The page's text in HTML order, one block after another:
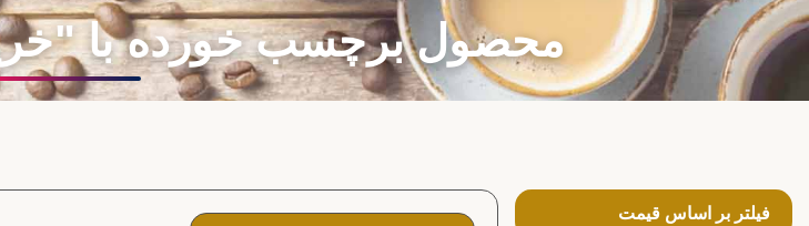
محصول برچسب خورده با "خرید
فیلتر بر اساس قیمت